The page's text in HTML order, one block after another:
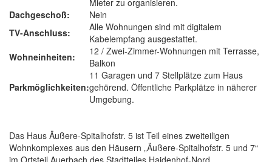
Mieter zu organisieren.
Dachgeschoß:
Nein
TV-Anschluss:
Alle Wohnungen sind mit digitalem
Kabelempfang ausgestattet.
Wohneinheiten:
12 / Zwei-Zimmer-Wohnungen mit Terrasse,
Balkon
Parkmöglichkeiten:
11 Garagen und 7 Stellplätze zum Haus
gehörend. Öffentliche Parkplätze in näherer
Umgebung.
Das Haus Äußere-Spitalhofstr. 5 ist Teil eines zweiteiligen
Wohnkomplexes aus den Häusern „Äußere-Spitalhofstr. 5 und 7“